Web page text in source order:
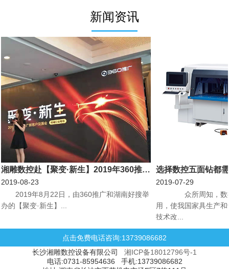
新闻资讯
湘雕数控赴【聚变·新生】2019年360推广新客户见面会机械行业专场会议
2019-08-23
​2019年8月22日，由360推广和湖南好搜举
办的【聚变·新生】...
选择数控五面钻都
2019-07-29
众所周知，数
用，使我国家具生产
技术改...
点击免费电话咨询:13739086682
长沙湘雕数控设备有限公司 湘ICP备18012796号-1
电话:0731-85954636 手机:13739086682